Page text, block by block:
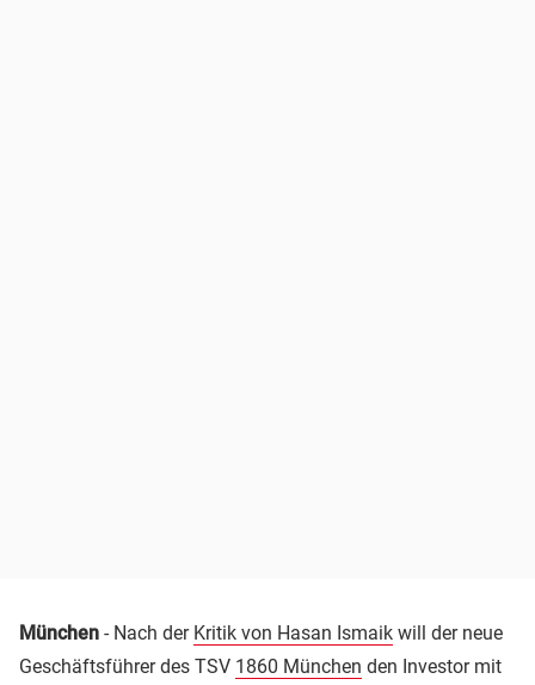
München - Nach der Kritik von Hasan Ismaik will der neue
Geschäftsführer des TSV 1860 München den Investor mit